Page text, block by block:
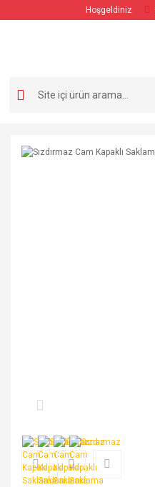
Hoşgeldiniz